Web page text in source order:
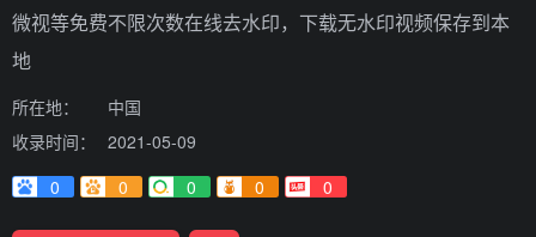
微视等免费不限次数在线去水印，下载无水印视频保存到本
地
所在地：
中国
收录时间：
2021-05-09
0
0 0 0 0